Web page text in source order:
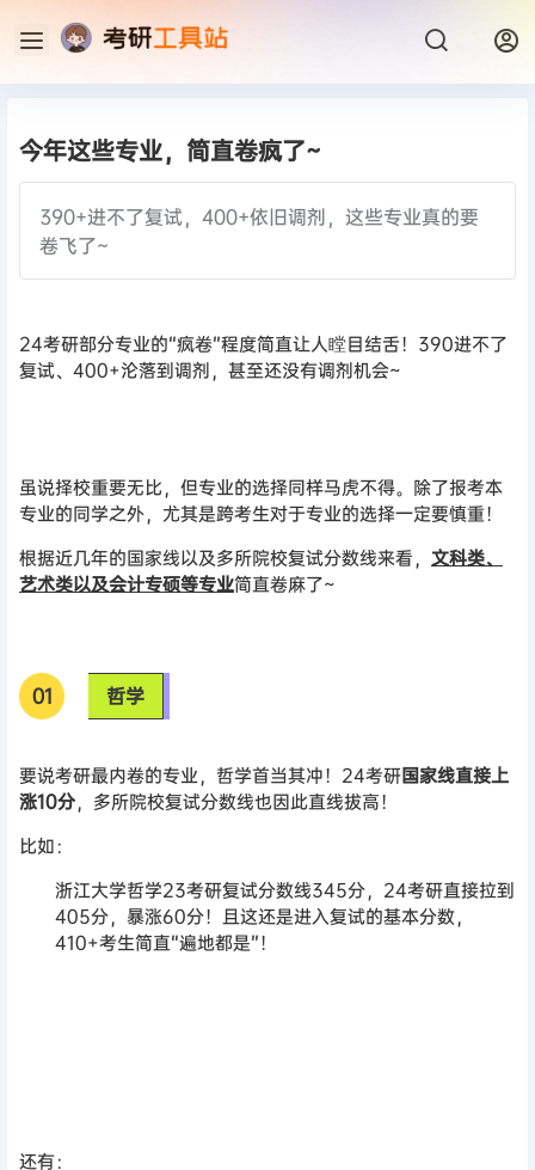
今年这些专业，简直卷疯了~
390+进不了复试，400+依旧调剂，这些专业真的要
卷飞了~
24考研部分专业的“疯卷”程度简直让人瞠目结舌！390进不了
复试、400+沦落到调剂，甚至还没有调剂机会~
虽说择校重要无比，但专业的选择同样马虎不得。除了报考本
专业的同学之外，尤其是跨考生对于专业的选择一定要慎重！
根据近几年的国家线以及多所院校复试分数线来看， 文科类、
艺术类以及会计专硕等专业简直卷麻了~
01 哲学
要说考研最内卷的专业，哲学首当其冲！24考研国家线直接上
涨10分，多所院校复试分数线也因此直线拔高！
比如：
浙江大学哲学23考研复试分数线345分，24考研直接拉到
405分，暴涨60分！且这还是进入复试的基本分数，
410+考生简直“遍地都是”！
还有：